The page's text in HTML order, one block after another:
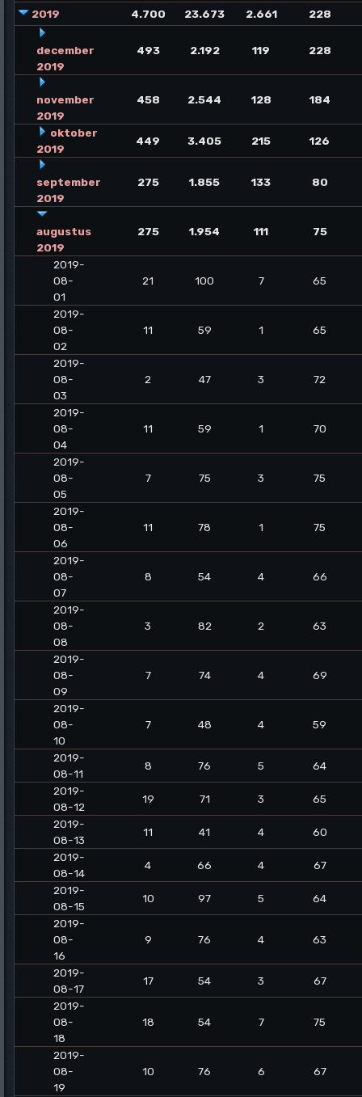
2019 4.700 23.673 2.661 228
december
2019
493 2.192 119 228
november
2019
458 2.544 128 184
oktober
2019
449 3.405 215 126
september
2019
275 1.855 133 80
augustus
2019
275 1.954 111 75
2019-
08-
01
21 100 7 65
2019-
08-
02
11 59 1 65
2019-
08-
03
2 47 3 72
2019-
08-
04
11 59 1 70
2019-
08-
05
7 75 3 75
2019-
08-
06
11 78 1 75
2019-
08-
07
8 54 4 66
2019-
08-
08
3 82 2 63
2019-
08-
09
7 74 4 69
2019-
08-
10
7 48 4 59
2019-
08-11
8 76 5
64
2019-
08-12
19 71 3
65
2019-
08-13
11 41 4
60
2019-
08-14
4 66 4
67
2019-
08-15
10 97 5
64
2019-
08-
16
9 76 4 63
2019-
08-17
17 54 3
67
2019-
08-
18
18 54 7 75
2019-
08-
19
10 76 6 67